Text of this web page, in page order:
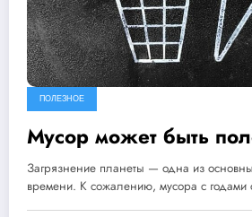
ПОЛЕЗНОЕ
Мусор может быть
Загрязнение планеты — одна из
времени. К сожалению, мусора с годами